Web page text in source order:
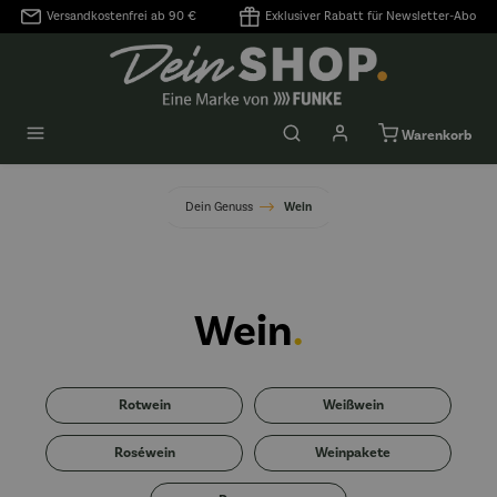
springen
Versandkostenfrei ab 90 € Exklusiver Rabatt für Newsletter-Abo
Warenkorb
Dein Genuss Wein
Wein.
Rotwein Weißwein
Roséwein Weinpakete